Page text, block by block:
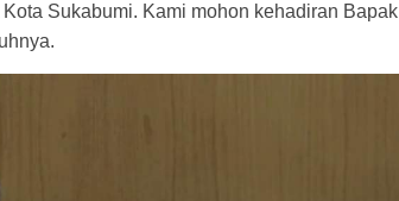
Sukabumi. Kami mohon kehadiran Bapak